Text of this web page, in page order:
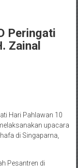
Peringati
Zainal
Hari Pahlawan 10
upacara
di Singaparna,
Pesantren di